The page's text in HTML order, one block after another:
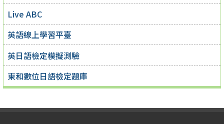
Live ABC
英語線上學習平臺
英日語檢定模擬測驗
東和數位日語檢定題庫